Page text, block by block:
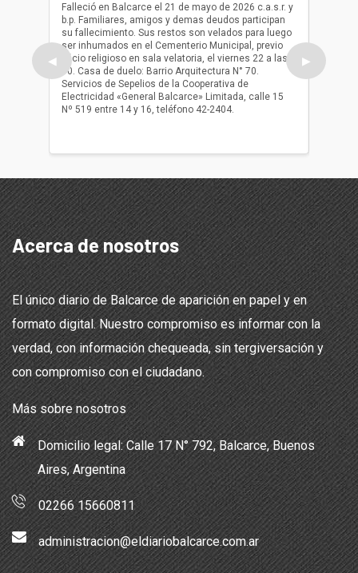
◀
Falleció en Balcarce el 21 de mayo de 2026 c.a.s.r. y
b.p. Familiares, amigos y demas deudos participan
su fallecimiento. Sus restos son velados para luego
ser inhumados en el Cementerio Municipal, previo
oficio religioso en sala velatoria, el viernes 22 a las
10. Casa de duelo: Barrio Arquitectura N° 70.
Servicios de Sepelios de la Cooperativa de
Electricidad «General Balcarce» Limitada, calle 15
Nº 519 entre 14 y 16, teléfono 42-2404.
ser
oficio
▶
Acerca de nosotros
El único diario de Balcarce de aparición en papel y en
formato digital. Nuestro compromiso es informar con la
verdad, con información chequeada, sin tergiversación y
con compromiso con el ciudadano.
Más sobre nosotros
Domicilio legal: Calle 17 N° 792, Balcarce, Buenos
Aires, Argentina
02266 15660811
administracion@eldiariobalcarce.com.ar